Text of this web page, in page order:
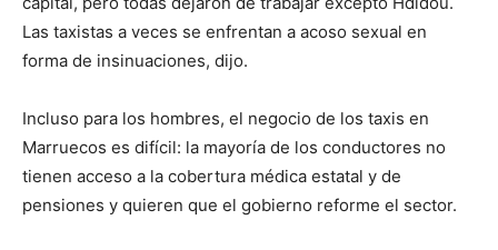
Las taxistas a veces se enfrentan a acoso sexual en
forma de insinuaciones, dijo.
Incluso para los hombres, el negocio de los taxis en
Marruecos es difícil: la mayoría de los conductores no
tienen acceso a la cobertura médica estatal y de
pensiones y quieren que el gobierno reforme el sector.